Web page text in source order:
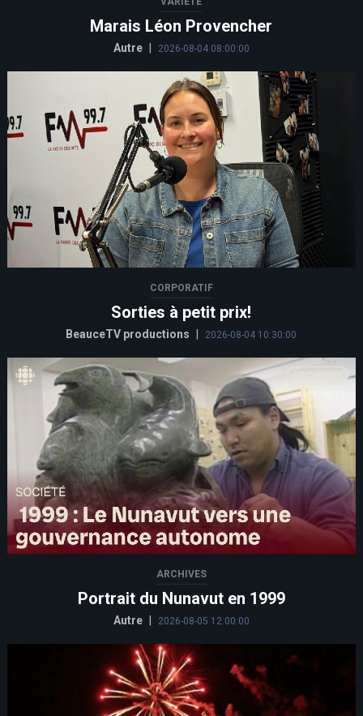
Marais Léon Provencher
Autre 2026-08-04 08:00:00
CORPORATIF
Sorties à petit prix!
BeauceTV productions 2026-08-04 10:30:00
ARCHIVES
Portrait du Nunavut en 1999
Autre 2026-08-05 12:00:00